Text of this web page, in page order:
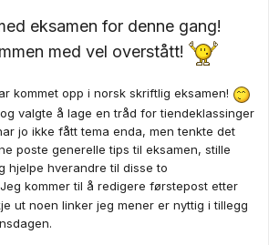
eksamen for denne gang!
med vel overstått!
kommet opp i norsk skriftlig eksamen!
valgte å lage en tråd for tiendeklassinger
jo ikke fått tema enda, men tenkte det
poste generelle tips til eksamen, stille
hjelpe hverandre til disse to
Jeg kommer til å redigere førstepost etter
ut noen linker jeg mener er nyttig i tillegg